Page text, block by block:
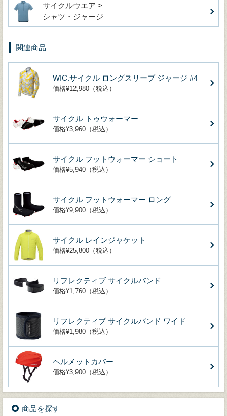
サイクルウエア >
シャツ・ジャージ
関連商品
WIC.サイクル ロングスリーブ ジャージ #4
価格¥12,980（税込）
サイクル トゥウォーマー
価格¥3,960（税込）
サイクル フットウォーマー ショート
価格¥5,940（税込）
サイクル フットウォーマー ロング
価格¥9,900（税込）
サイクル レインジャケット
価格¥25,800（税込）
リフレクティブ サイクルバンド
価格¥1,760（税込）
リフレクティブ サイクルバンド ワイド
価格¥1,980（税込）
ヘルメットカバー
価格¥3,900（税込）
商品を探す